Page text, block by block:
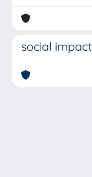
social impact